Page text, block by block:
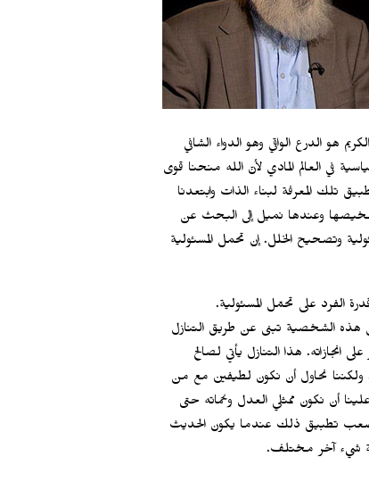
هو الدرع الواقي وهو الدواء الشافي
في العالم المادي لأنّ الله منحنا قوى
تلك المعرفة لبناء الذات وابتعدنا
وعندها نميل إلى البحث عن
وتصحيح الخلل. إن تحمل المسئولية
الفرد على تحمّل المسئولية.
هذه الشخصية تبنى عن طريق التنازل
انجازاته. هذا التنازل يأتي لصالح
ولكننا نحاول أن نكون لطيفين مع من
أن نكون ممثلي العدل وحُماته حتى
الصعب تطبيق ذلك عندما يكون الحديث
شيء آخر مختلف.